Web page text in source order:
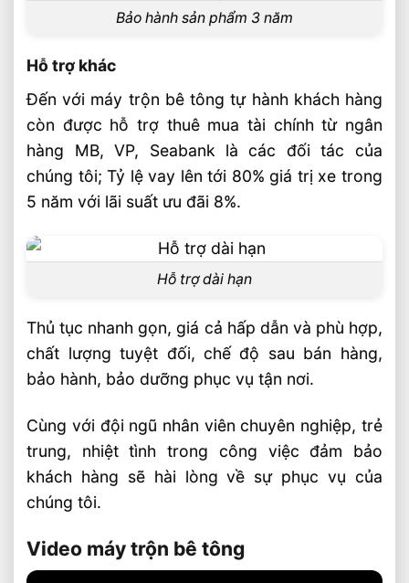
Bảo hành sản phẩm 3 năm
Hỗ trợ khác
Đến với máy trộn bê tông tự hành khách hàng
còn được hỗ trợ thuê mua tài chính từ ngân
hàng MB, VP, Seabank là các đối tác của
chúng tôi; Tỷ lệ vay lên tới 80% giá trị xe trong
5 năm với lãi suất ưu đãi 8%.
Hỗ trợ dài hạn
Thủ tục nhanh gọn, giá cả hấp dẫn và phù hợp,
chất lượng tuyệt đối, chế độ sau bán hàng,
bảo hành, bảo dưỡng phục vụ tận nơi.
Cùng với đội ngũ nhân viên chuyên nghiệp, trẻ
trung, nhiệt tình trong công việc đảm bảo
khách hàng sẽ hài lòng về sự phục vụ của
chúng tôi.
Video máy trộn bê tông